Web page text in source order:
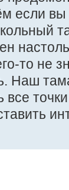
если вы
то не
Наш
все